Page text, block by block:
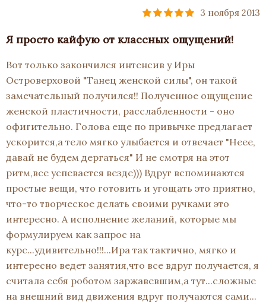
3 ноября 2013
Я просто кайфую от классных ощущений!
Вот только закончился интенсив у Иры
Островерховой "Танец женской силы", он такой
замечательный получился!! Полученное ощущение
женской пластичности, расслабленности - оно
офигительно. Голова еще по привычке предлагает
ускорится,а тело мягко улыбается и отвечает "Неее,
давай не будем дергаться" И не смотря на этот
ритм,все успевается везде))) Вдруг вспоминаются
простые вещи, что готовить и угощать это приятно,
что-то творческое делать своими ручками это
интересно. А исполнение желаний, которые мы
формулируем как запрос на
курс...удивительно!!!...Ира так тактично, мягко и
интересно ведет занятия,что все вдруг получается, я
считала себя роботом заржавевшим,а тут...сложные
на внешний вид движения вдруг получаются сами...